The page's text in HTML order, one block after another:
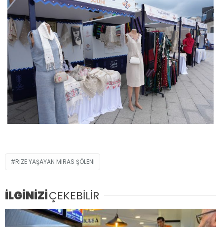
RİZE YAŞAYAN MİRAS ŞÖLENİ
İLGİNİZİÇEKEBİLİR